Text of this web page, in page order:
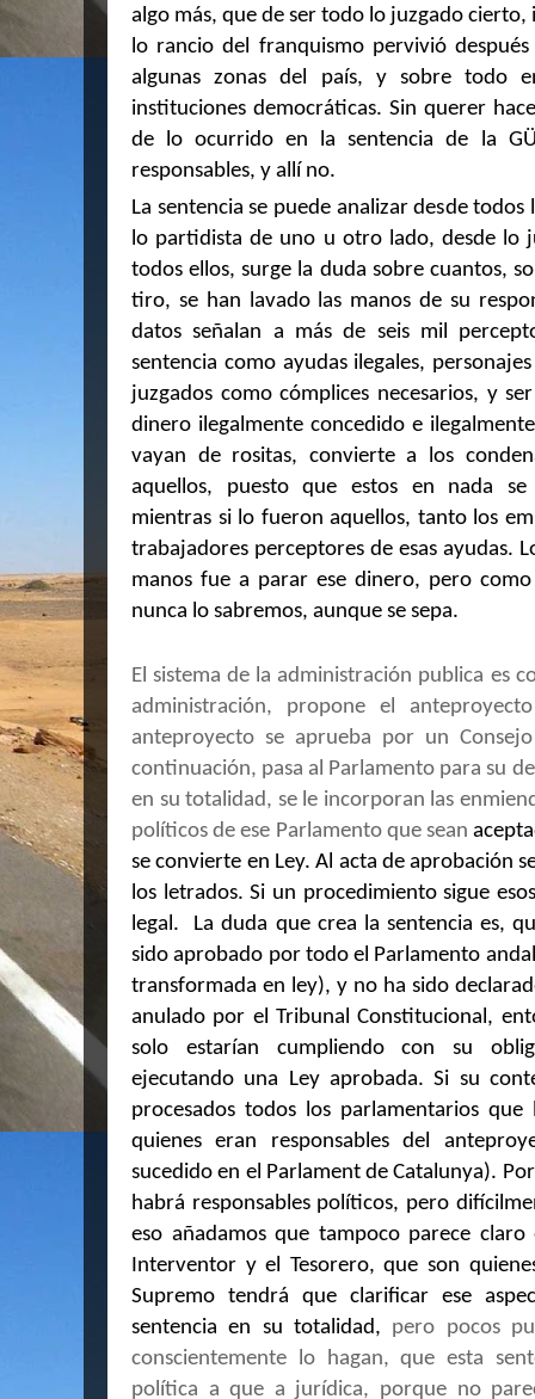
algo más, que de ser todo lo juzgado
lo rancio del franquismo pervivió
algunas zonas del país, y sobre todo
instituciones democráticas. Sin querer
de lo ocurrido en la sentencia de la
responsables, y allí no.
La sentencia se puede analizar desde todos
lo partidista de uno u otro lado, desde lo
todos ellos, surge la duda sobre cuantos,
tiro, se han lavado las manos de su
datos señalan a más de seis mil
sentencia como ayudas ilegales,
juzgados como cómplices necesarios, y
dinero ilegalmente concedido e
vayan de rositas, convierte a los
aquellos, puesto que estos en nada se
mientras si lo fueron aquellos, tanto los
trabajadores perceptores de esas ayudas.
manos fue a parar ese dinero, pero
nunca lo sabremos, aunque se sepa.
El sistema de la administración publica es
administración, propone el
anteproyecto se aprueba por un
continuación, pasa al Parlamento para su
en su totalidad, se le incorporan las
políticos de ese Parlamento que sean
se convierte en Ley. Al acta de aprobación
los letrados. Si un procedimiento sigue
legal.
La duda que crea la sentencia es,
sido aprobado por todo el Parlamento
transformada en ley), y no ha sido
anulado por el Tribunal Constitucional,
solo estarían cumpliendo con su
ejecutando una Ley aprobada. Si su
procesados todos los parlamentarios
quienes eran responsables del
sucedido en el Parlament de Catalunya).
habrá responsables políticos, pero
eso añadamos que tampoco parece
Interventor y el Tesorero, que son
Supremo tendrá que clarificar ese
sentencia en su totalidad, pero pocos
conscientemente lo hagan, que esta
política a que a jurídica, porque no